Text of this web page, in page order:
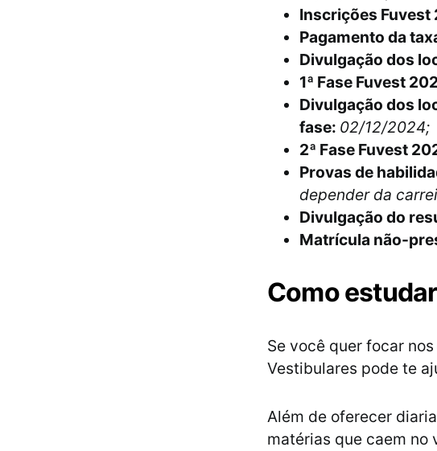
Inscrições Fuvest
Pagamento da
Divulgação dos
1ª Fase Fuvest
Divulgação dos
fase: 02/12/2024;
2ª Fase Fuvest
Provas de
depender da
Divulgação do
Matrícula não-
Como
Se você quer focar
Vestibulares pode te
Além de oferecer
matérias que caem no